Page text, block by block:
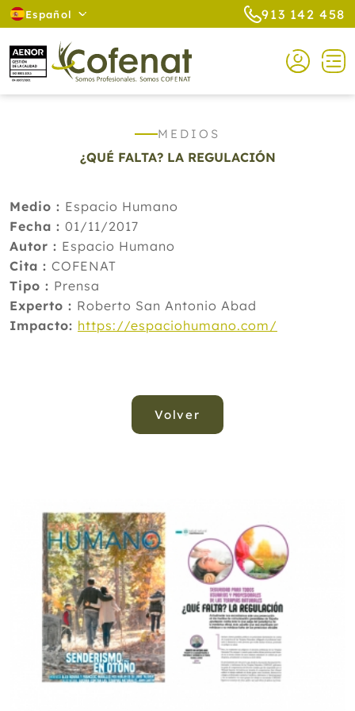
Español 913 142 458
MEDIOS
¿QUÉ FALTA? LA REGULACIÓN
Medio : Espacio Humano
Fecha : 01/11/2017
Autor : Espacio Humano
Cita : COFENAT
Tipo : Prensa
Experto : Roberto San Antonio Abad
Impacto: https://espaciohumano.com/
Volver